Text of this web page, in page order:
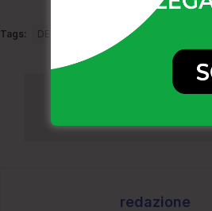
Tags: DEHORS MOVIDA
redazione